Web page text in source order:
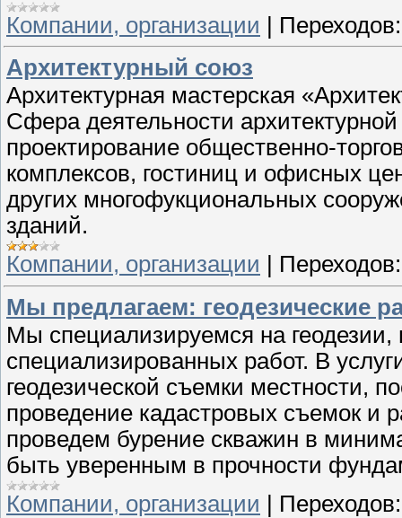
Компании, организации
Переходов:
Архитектурный союз
Архитектурная мастерская
Сфера деятельности
проектирование общественно-
комплексов, гостиниц и офисных
других многофукциональных
зданий.
Компании, организации
Переходов:
Мы предлагаем: геодезические
Мы специализируемся на геодезии,
специализированных работ. В
геодезической съемки местности,
проведение кадастровых съемок
проведем бурение скважин в
быть уверенным в прочности
Компании, организации
Переходов: